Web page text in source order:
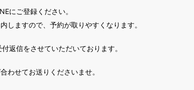
にご登録ください。
しますので、予約が取りやすくなります。
返信をさせていただいております。
わせてお送りくださいませ。